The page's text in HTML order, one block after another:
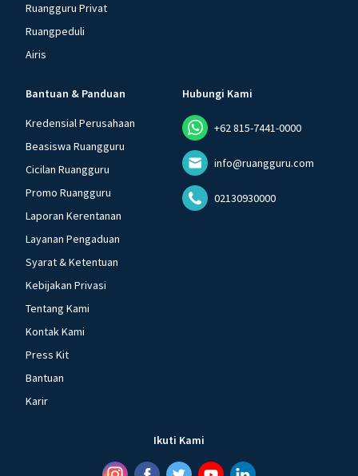
Ruangguru Privat
Ruangpeduli
Airis
Bantuan & Panduan
Kredensial Perusahaan
Beasiswa Ruangguru
Cicilan Ruangguru
Promo Ruangguru
Laporan Kerentanan
Layanan Pengaduan
Syarat & Ketentuan
Kebijakan Privasi
Tentang Kami
Kontak Kami
Press Kit
Bantuan
Karir
Hubungi Kami
+62 815-7441-0000
info@ruangguru.com
02130930000
Ikuti Kami